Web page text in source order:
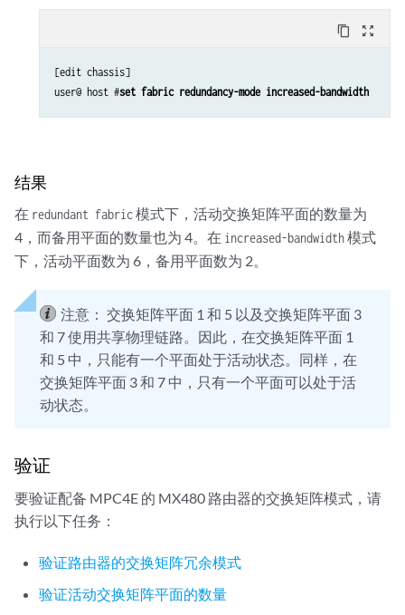
content_copy zoom_out_map
[edit chassis]
user@ host #set fabric redundancy-mode increased-bandwidth
结果
在 redundant fabric模式下，活动交换矩阵平面的数量为
4，而备用平面的数量也为 4。在 increased-bandwidth模式
下，活动平面数为 6，备用平面数为 2。
注意： 交换矩阵平面 1 和 5 以及交换矩阵平面 3
和 7 使用共享物理链路。因此，在交换矩阵平面 1
和 5 中，只能有一个平面处于活动状态。同样，在
交换矩阵平面 3 和 7 中，只有一个平面可以处于活
动状态。
验证
要验证配备 MPC4E 的 MX480 路由器的交换矩阵模式，请
执行以下任务：
验证路由器的交换矩阵冗余模式
验证活动交换矩阵平面的数量